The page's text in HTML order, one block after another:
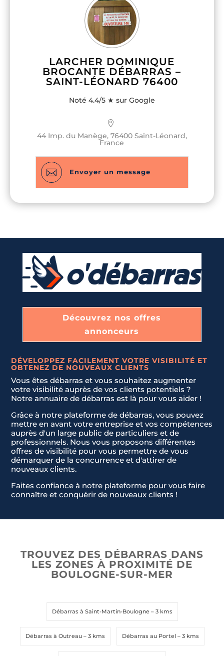
socialement, 2 % de chaque devis réalisé
sera reversé à une association.
LARCHER DOMINIQUE
BROCANTE DÉBARRAS –
SAINT-LÉONARD 76400
Noté 4.4/5 ★ sur Google
44 Imp. du Manège, 76400 Saint-Léonard,
France
 Envoyer un message
Découvrez nos offres
annonceurs
DÉVELOPPEZ FACILEMENT VOTRE VISIBILITÉ ET
OBTENEZ DE NOUVEAUX CLIENTS
Vous êtes débarras et vous souhaitez augmenter
votre visibilité auprès de vos clients potentiels ?
Notre annuaire de débarras est là pour vous aider !
Grâce à notre plateforme de débarras, vous pouvez
mettre en avant votre entreprise et vos compétences
auprès d'un large public de particuliers et de
professionnels. Nous vous proposons différentes
offres de visibilité pour vous permettre de vous
démarquer de la concurrence et d'attirer de
nouveaux clients.
Faites confiance à notre plateforme pour vous faire
connaître et conquérir de nouveaux clients !
TROUVEZ DES DÉBARRAS DANS
LES ZONES À PROXIMITÉ DE
BOULOGNE-SUR-MER
Débarras à Saint-Martin-Boulogne– 3 kms
Débarras à Outreau– 3 kms Débarras au Portel – 3 kms
Nom & Prénom*
Téléphone*
U
S
t
a
t
Envoyer la demande
Nom & Prénom*
Téléphone*
U
S
t
a
t
Envoyer la demande